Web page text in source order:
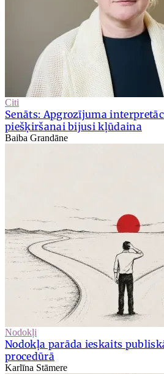
Citi
Senāts: Apgrozījuma
piešķiršanai bijusi kļūdaina
Baiba Grandāne
Nodokļi
Nodokļa parāda ieskaits
procedūrā
Karlīna Stāmere